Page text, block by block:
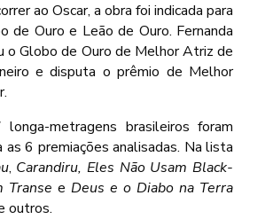
ao Oscar, a obra foi indicada para
de Ouro e Leão de Ouro. Fernanda
o Globo de Ouro de Melhor Atriz de
e disputa o prêmio de Melhor
metragens brasileiros foram
as 6 premiações analisadas. Na lista
, Carandiru, Eles Não Usam Black-
Transe e Deus e o Diabo na Terra
outros.